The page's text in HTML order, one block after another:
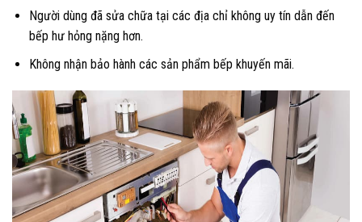
Người dùng đã sửa chữa tại các địa chỉ không uy tín dẫn đến
bếp hư hỏng nặng hơn.
Không nhận bảo hành các sản phẩm bếp khuyến mãi.